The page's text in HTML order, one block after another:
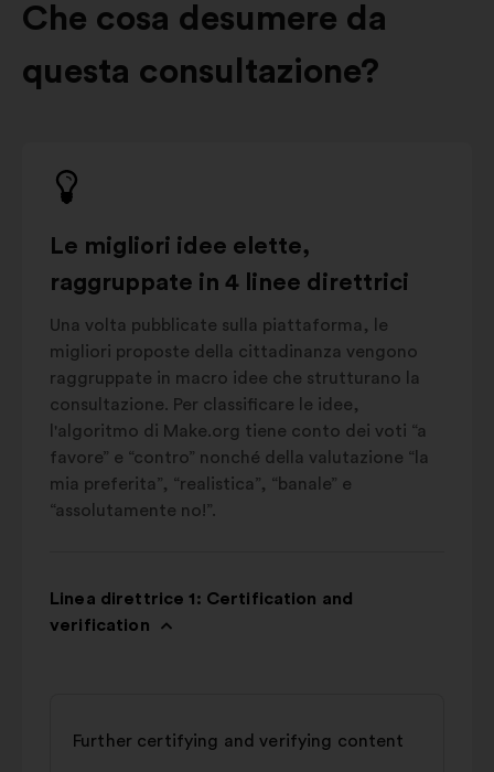
Che cosa desumere da
questa consultazione?
Le migliori idee elette,
raggruppate in 4 linee direttrici
Una volta pubblicate sulla piattaforma, le
migliori proposte della cittadinanza vengono
raggruppate in macro idee che strutturano la
consultazione. Per classificare le idee,
l'algoritmo di Make.org tiene conto dei voti “a
favore” e “contro” nonché della valutazione “la
mia preferita”, “realistica”, “banale” e
“assolutamente no!”.
Linea direttrice 1: Certification and
verification
Further certifying and verifying content